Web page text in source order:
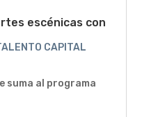
escénicas con
CAPITAL
suma al programa